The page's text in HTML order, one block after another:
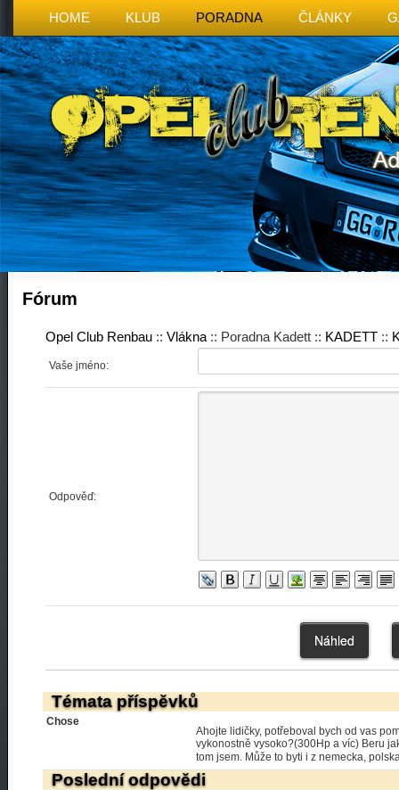
HOME KLUB PORADNA ČLÁNKY
Fórum
Opel Club Renbau :: Vlákna :: Poradna Kadett :: KADETT ::
Vaše jméno:
Odpověď:
Témata příspěvků
Chose
Ahojte lidičky, potřeboval bych od vas
vykonostně vysoko?(300Hp a víc) Beru
tom jsem. Může to byti i z nemecka,
Poslední odpovědi